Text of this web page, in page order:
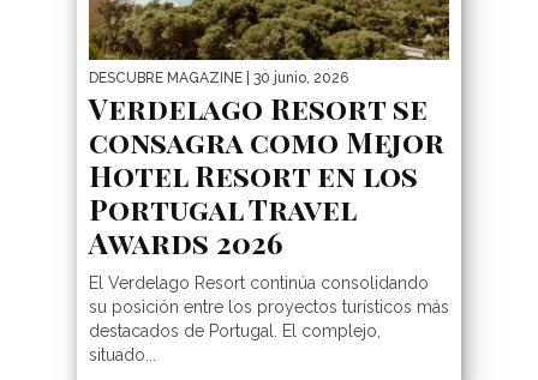
DESCUBRE MAGAZINE | 30 junio, 2026
Verdelago Resort se
consagra como Mejor
Hotel Resort en los
Portugal Travel
Awards 2026
El Verdelago Resort continúa consolidando
su posición entre los proyectos turísticos más
destacados de Portugal. El complejo,
situado...